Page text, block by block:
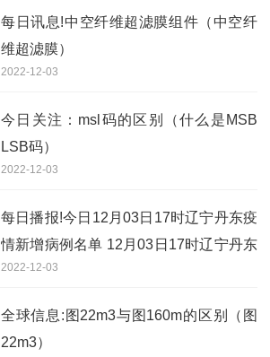
每日讯息!中空纤维超滤膜组件（中空纤
维超滤膜）
2022-12-03
今日关注：msl码的区别（什么是MSB
LSB码）
2022-12-03
每日播报!今日12月03日17时辽宁丹东疫
情新增病例名单 12月03日17时辽宁丹东
最新疫情通报
2022-12-03
全球信息:图22m3与图160m的区别（图
22m3）